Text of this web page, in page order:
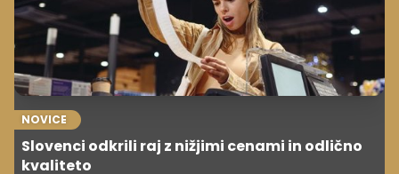
NOVICE
Slovenci odkrili raj z nižjimi cenami in odlično
kvaliteto